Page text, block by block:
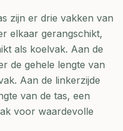
zijn er drie vakken van
elkaar gerangschikt,
als koelvak. Aan de
de gehele lengte van
Aan de linkerzijde
van de tas, een
voor waardevolle